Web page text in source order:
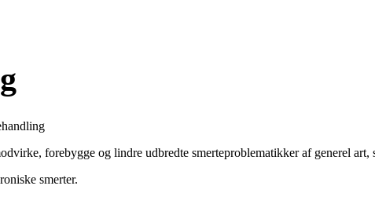
forebygge og lindre udbredte smerteproblematikker af generel
smerter.